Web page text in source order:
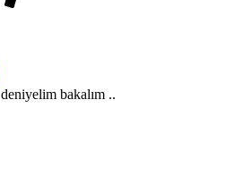
deniyelim bakalım ..